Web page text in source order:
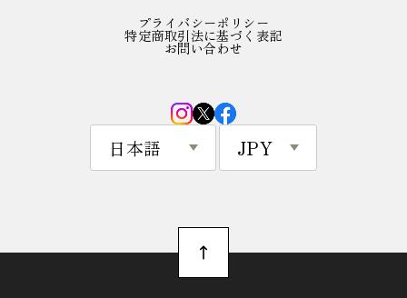
プライバシーポリシー
特定商取引法に基づく表記
お問い合わせ